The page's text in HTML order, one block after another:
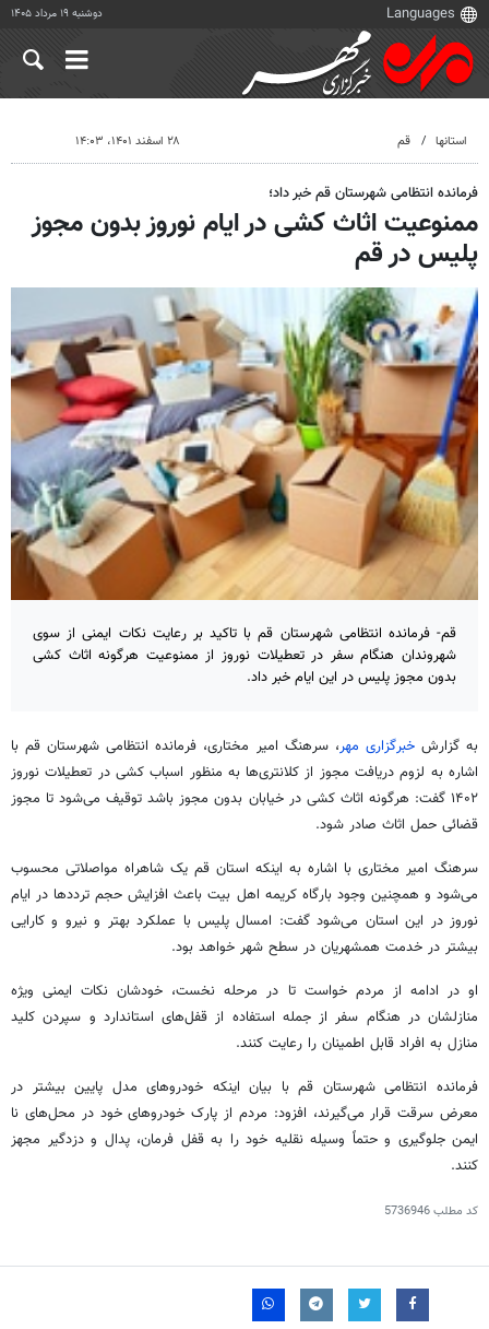
دوشنبه ۱۹ مرداد ۱۴۰۵
استانها قم ۲۸ اسفند ۱۴۰۱، ۱۴:۰۳
فرمانده انتظامی شهرستان قم خبر داد؛
ممنوعیت اثاث کشی در ایام نوروز بدون مجوز
پلیس در قم
قم- فرمانده انتظامی شهرستان قم با تاکید بر رعایت نکات ایمنی از سوی
شهروندان هنگام سفر در تعطیلات نوروز از ممنوعیت هرگونه اثاث کشی
بدون مجوز پلیس در این ایام خبر داد.
به گزارش خبرگزاری مهر، سرهنگ امیر مختاری، فرمانده انتظامی شهرستان قم با
اشاره به لزوم دریافت مجوز از کلانتری‌ها به منظور اسباب کشی در تعطیلات نوروز
۱۴۰۲ گفت: هرگونه اثاث کشی در خیابان بدون مجوز باشد توقیف می‌شود تا مجوز
قضائی حمل اثاث صادر شود.
سرهنگ امیر مختاری با اشاره به اینکه استان قم یک شاهراه مواصلاتی محسوب
می‌شود و همچنین وجود بارگاه کریمه اهل بیت باعث افزایش حجم ترددها در ایام
نوروز در این استان می‌شود گفت: امسال پلیس با عملکرد بهتر و نیرو و کارایی
بیشتر در خدمت همشهریان در سطح شهر خواهد بود.
او در ادامه از مردم خواست تا در مرحله نخست، خودشان نکات ایمنی ویژه
منازلشان در هنگام سفر از جمله استفاده از قفل‌های استاندارد و سپردن کلید
منازل به افراد قابل اطمینان را رعایت کنند.
فرمانده انتظامی شهرستان قم با بیان اینکه خودروهای مدل پایین بیشتر در
معرض سرقت قرار می‌گیرند، افزود: مردم از پارک خودروهای خود در محل‌های نا
ایمن جلوگیری و حتماً وسیله نقلیه خود را به قفل فرمان، پدال و دزدگیر مجهز
کنند.
کد مطلب5736946